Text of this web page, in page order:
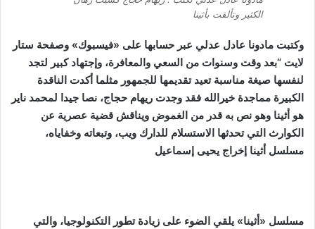
الكثير وتألقت بأثينا
وكتبت مادونا عادل عدلي عبر حسابها على «فيسبوك» وصفحة ستار
لايت “بعد وقت وسنوات من السعي والمعافرة، وإجتهاد كبير لتجد
لنفسها صيغة مناسبة تعيد تقديمها للجمهور مثلما أكدت الناقدة
الكبيرة مماجدة خيرالله فقد وجدت ريهام حجاج، نصا جيدا لمحمد ناير
هو أثينا وهو نص به قدر من الغموض ويناقش قضية عصرية عن
الكوارث التي تحدثها الاستسلام للدارك ويب، وتبعاته وخفاياه،
مسلسل أثينا إخراج يحيى إسماعيل
مسلسل «أثينا» يلقي الضوء على زيادة تطور التكنولوجيا، والتي